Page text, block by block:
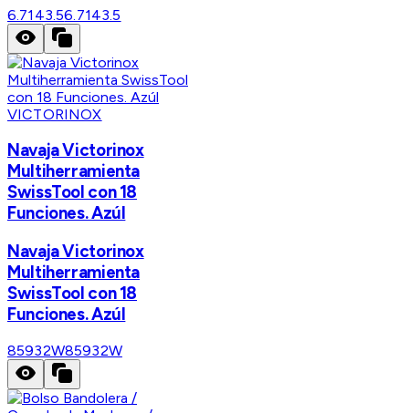
6.7143.56.7143.5
VICTORINOX
Navaja Victorinox
Multiherramienta
SwissTool con 18
Funciones. Azúl
Navaja Victorinox
Multiherramienta
SwissTool con 18
Funciones. Azúl
85932W85932W